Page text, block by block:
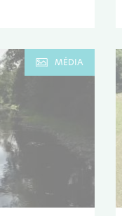
MÉDIA